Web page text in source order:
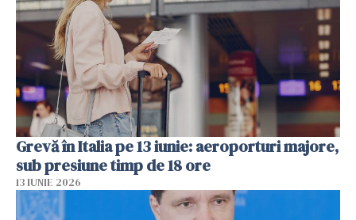
Grevă în Italia pe 13 iunie: aeroporturi majore,
sub presiune timp de 18 ore
13 IUNIE 2026